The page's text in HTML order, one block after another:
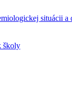
situácii a
školy